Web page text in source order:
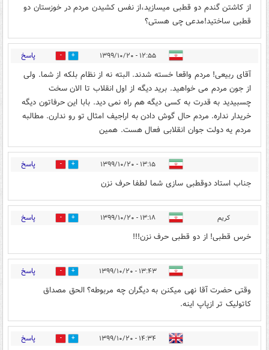
از کاشتن گندم دو قطبی میسازید،از نفس کشیدن مردم در خوزستان دو
قطبی ساختید!مدعی چی هستی؟
۱۲:۵۵ - ۱۳۹۹/۱۰/۲۰ 13 پاسخ
آقای ربیعی! مردم واقعا خسته شدند. البته نه از نظام بلکه از شما. ولی
از جون مردم می خواهید. برید دیگه از اول انقلاب تا الان سخت
چسبیدید به قدرت به کسی دیگه هم راه نمی دید. بابا این حرفاتون دیگه
خریدار نداره. مردم حال گوش دادن به اراجیف امثال تو رو ندارن. مطالبه
مردم یه دولت جوان انقلابی فعال هست. همین
۱۳:۱۵ - ۱۳۹۹/۱۰/۲۰ 7 پاسخ
جناب استاد دوقطبی سازی شما لطفا حرف نزن
کریم ۱۳:۱۸ - ۱۳۹۹/۱۰/۲۰ 7 پاسخ
خرس قطبی! از دو قطبی حرف نزن!!!
۱۳:۴۳ - ۱۳۹۹/۱۰/۲۰ 7 پاسخ
وقتی حضرت آقا نهی میکنن به دیگران چه مربوطه؟ الحق مصداق
کاتولیک تر ازپاپ اینه.
۱۴:۳۴ - ۱۳۹۹/۱۰/۲۰ 5 پاسخ